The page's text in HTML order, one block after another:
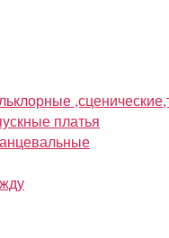
платья